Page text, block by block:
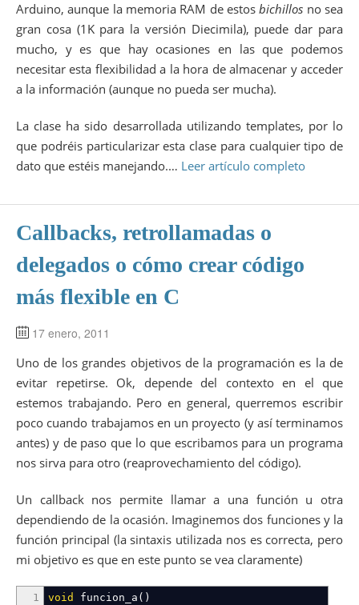
Arduino, aunque la memoria RAM de estosbichillos no sea
gran cosa (1K para la versión Diecimila), puede dar para
mucho, y es que hay ocasiones en las que podemos
necesitar esta flexibilidad a la hora de almacenar y acceder
a la información (aunque no pueda ser mucha).
La clase ha sido desarrollada utilizando templates, por lo
que podréis particularizar esta clase para cualquier tipo de
dato que estéis manejando.… Leer artículo completo
Callbacks, retrollamadas o
delegados o cómo crear código
más flexible en C
17 enero, 2011
Uno de los grandes objetivos de la programación es la de
evitar repetirse. Ok, depende del contexto en el que
estemos trabajando. Pero en general, querremos escribir
poco cuando trabajamos en un proyecto (y así terminamos
antes) y de paso que lo que escribamos para un programa
nos sirva para otro (reaprovechamiento del código).
Un callback nos permite llamar a una función u otra
dependiendo de la ocasión. Imaginemos dos funciones y la
función principal (la sintaxis utilizada nos es correcta, pero
mi objetivo es que en este punto se vea claramente)
1
void funcion_a ( )